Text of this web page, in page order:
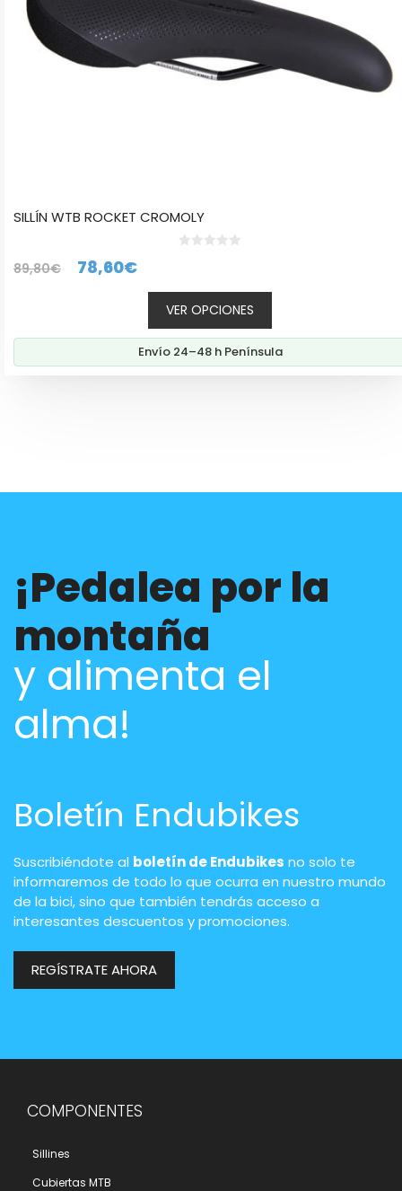
SILLÍN WTB ROCKET CROMOLY
89,80€
El
era:
89,80€.
78,60€El
precio
actual
es:
78,60€.
VER OPCIONES
en
página
Envío 24–48 h Península
¡Pedalea por la
montaña
y alimenta el
alma!
Boletín Endubikes
Suscribiéndote al boletín de Endubikes no solo te
informaremos de todo lo que ocurra en nuestro mundo
de la bici, sino que también tendrás acceso a
interesantes descuentos y promociones.
REGÍSTRATE AHORA
COMPONENTES
Sillines
Cubiertas MTB